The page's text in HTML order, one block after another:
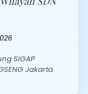
SIGAP
Jakarta